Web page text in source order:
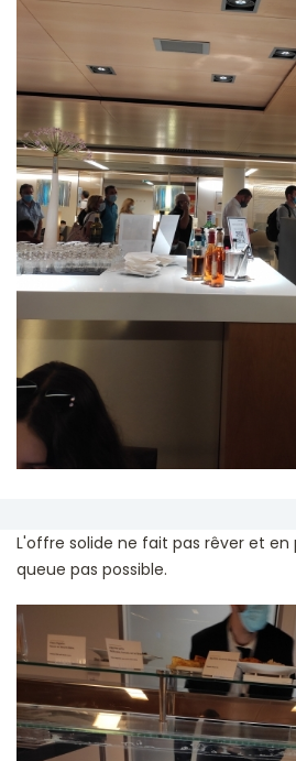
L'offre solide ne fait pas rêver et en
queue pas possible.